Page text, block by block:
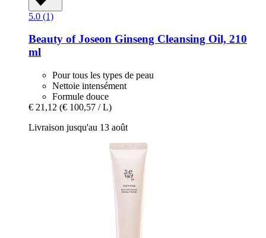
5.0 (1)
Beauty of Joseon Ginseng Cleansing Oil, 210
ml
Pour tous les types de peau
Nettoie intensément
Formule douce
€ 21,12 (€ 100,57 / L)
Livraison jusqu'au 13 août